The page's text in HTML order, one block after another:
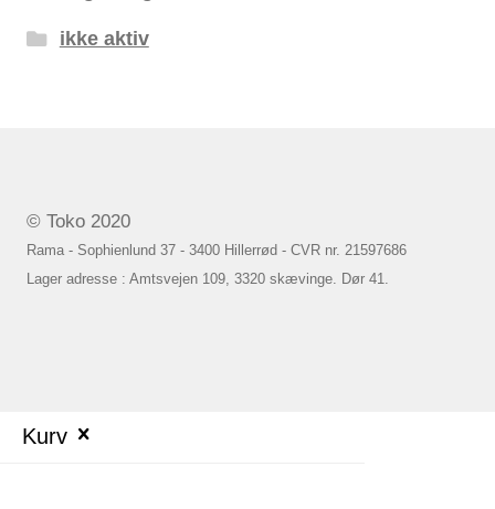
ikke aktiv
© Toko 2020
Rama - Sophienlund 37 - 3400 Hillerrød - CVR nr. 21597686
Lager adresse : Amtsvejen 109, 3320 skævinge. Dør 41.
Kurv